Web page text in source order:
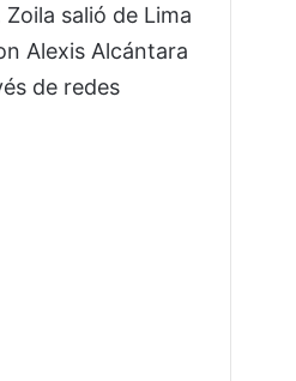
salió de Lima
Alexis Alcántara
de redes